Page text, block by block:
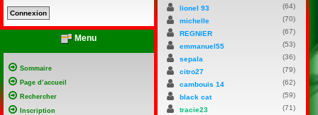
Menu
Sommaire
Page d’accueil
Rechercher
Inscription
lionel 93
(64)
michelle
(70)
REGNIER
(67)
emmanuel55
(53)
sepala
(36)
citro27
(79)
cambouis 14
(62)
black cat
(59)
tracie23
(71)